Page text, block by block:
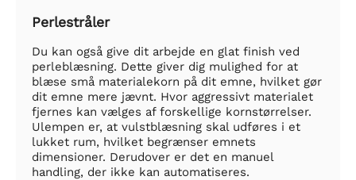
Perlestråler
Du kan også give dit arbejde en glat finish ved
perleblæsning. Dette giver dig mulighed for at
blæse små materialekorn på dit emne, hvilket gør
dit emne mere jævnt. Hvor aggressivt materialet
fjernes kan vælges af forskellige kornstørrelser.
Ulempen er, at vulstblæsning skal udføres i et
lukket rum, hvilket begrænser emnets
dimensioner. Derudover er det en manuel
handling, der ikke kan automatiseres.